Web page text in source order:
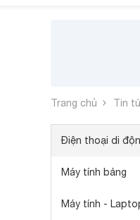
Trang chủ Tin
Điện thoại di
Máy tính bảng
Máy tính -